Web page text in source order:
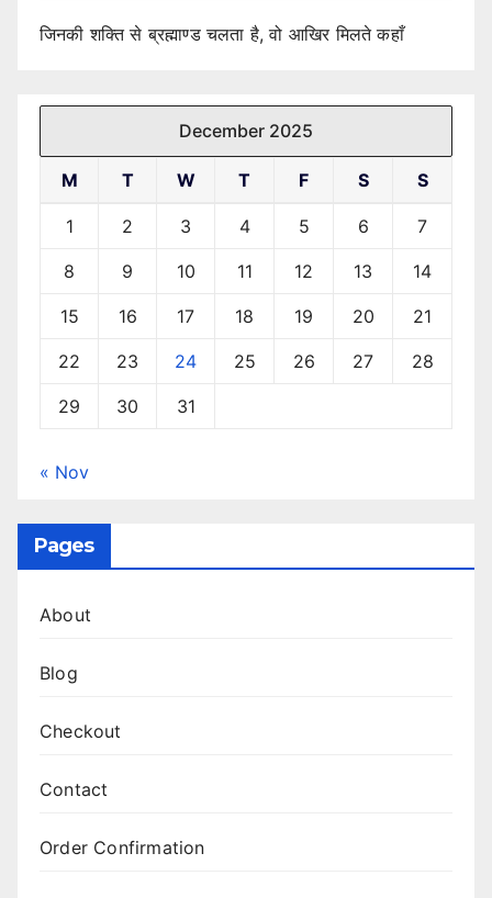
जिनकी शक्ति से ब्रह्माण्ड चलता है, वो आखिर मिलते कहाँ
December 2025
M T W T F S S
1 2 3 4 5 6 7
8 9 10 11 12 13 14
15 16 17 18 19 20 21
22 23 24 25 26 27 28
29 30 31
« Nov
Pages
About
Blog
Checkout
Contact
Order Confirmation